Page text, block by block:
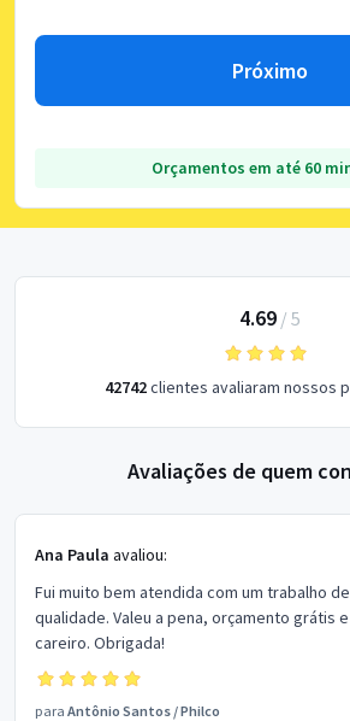
Próximo
Orçamentos em até 60
4.69/ 5
42742clientes avaliaram nossos
Avaliações de quem
Ana Paula avaliou:
Fui muito bem atendida com um trabalho de
qualidade. Valeu a pena, orçamento grátis
careiro. Obrigada!
para Antônio Santos /Philco